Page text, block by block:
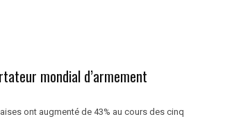
mondial d’armement
ont augmenté de 43% au cours des cinq